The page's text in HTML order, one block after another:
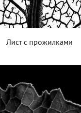
Лист с прожилками